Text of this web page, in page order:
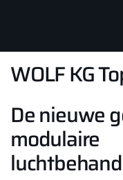
WOLF KG
De nieuwe
modulaire